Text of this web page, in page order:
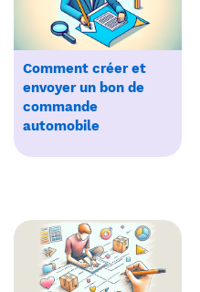
Comment créer et
envoyer un bon de
commande
automobile